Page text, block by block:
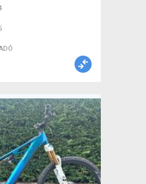
Nyereg /
használt